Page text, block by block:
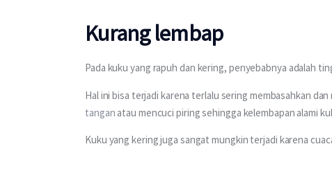
Kurang lembap
Pada kuku yang rapuh dan kering, penyebabnya adalah
Hal ini bisa terjadi karena terlalu sering membasahkan
tangan atau mencuci piring sehingga kelembapan alami
Kuku yang kering juga sangat mungkin terjadi karena